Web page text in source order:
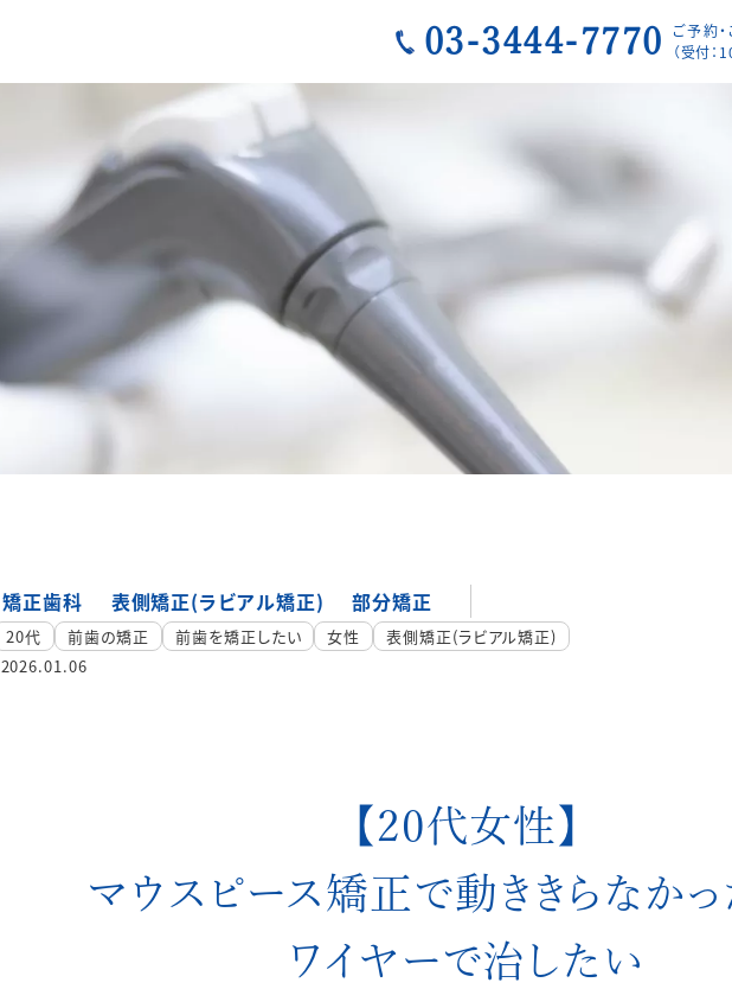
03-3444-7770 ご予約
（受付
矯正歯科 表側矯正(ラビアル矯正) 部分矯正
20代 前歯の矯正 前歯を矯正したい 女性
表側矯正(ラビアル矯正)
2026.01.06
【20代女性】
マウスピース矯正で動ききらなか
ワイヤーで治したい